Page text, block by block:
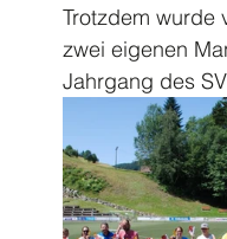
Trotzdem wurde
zwei eigenen
Jahrgang des